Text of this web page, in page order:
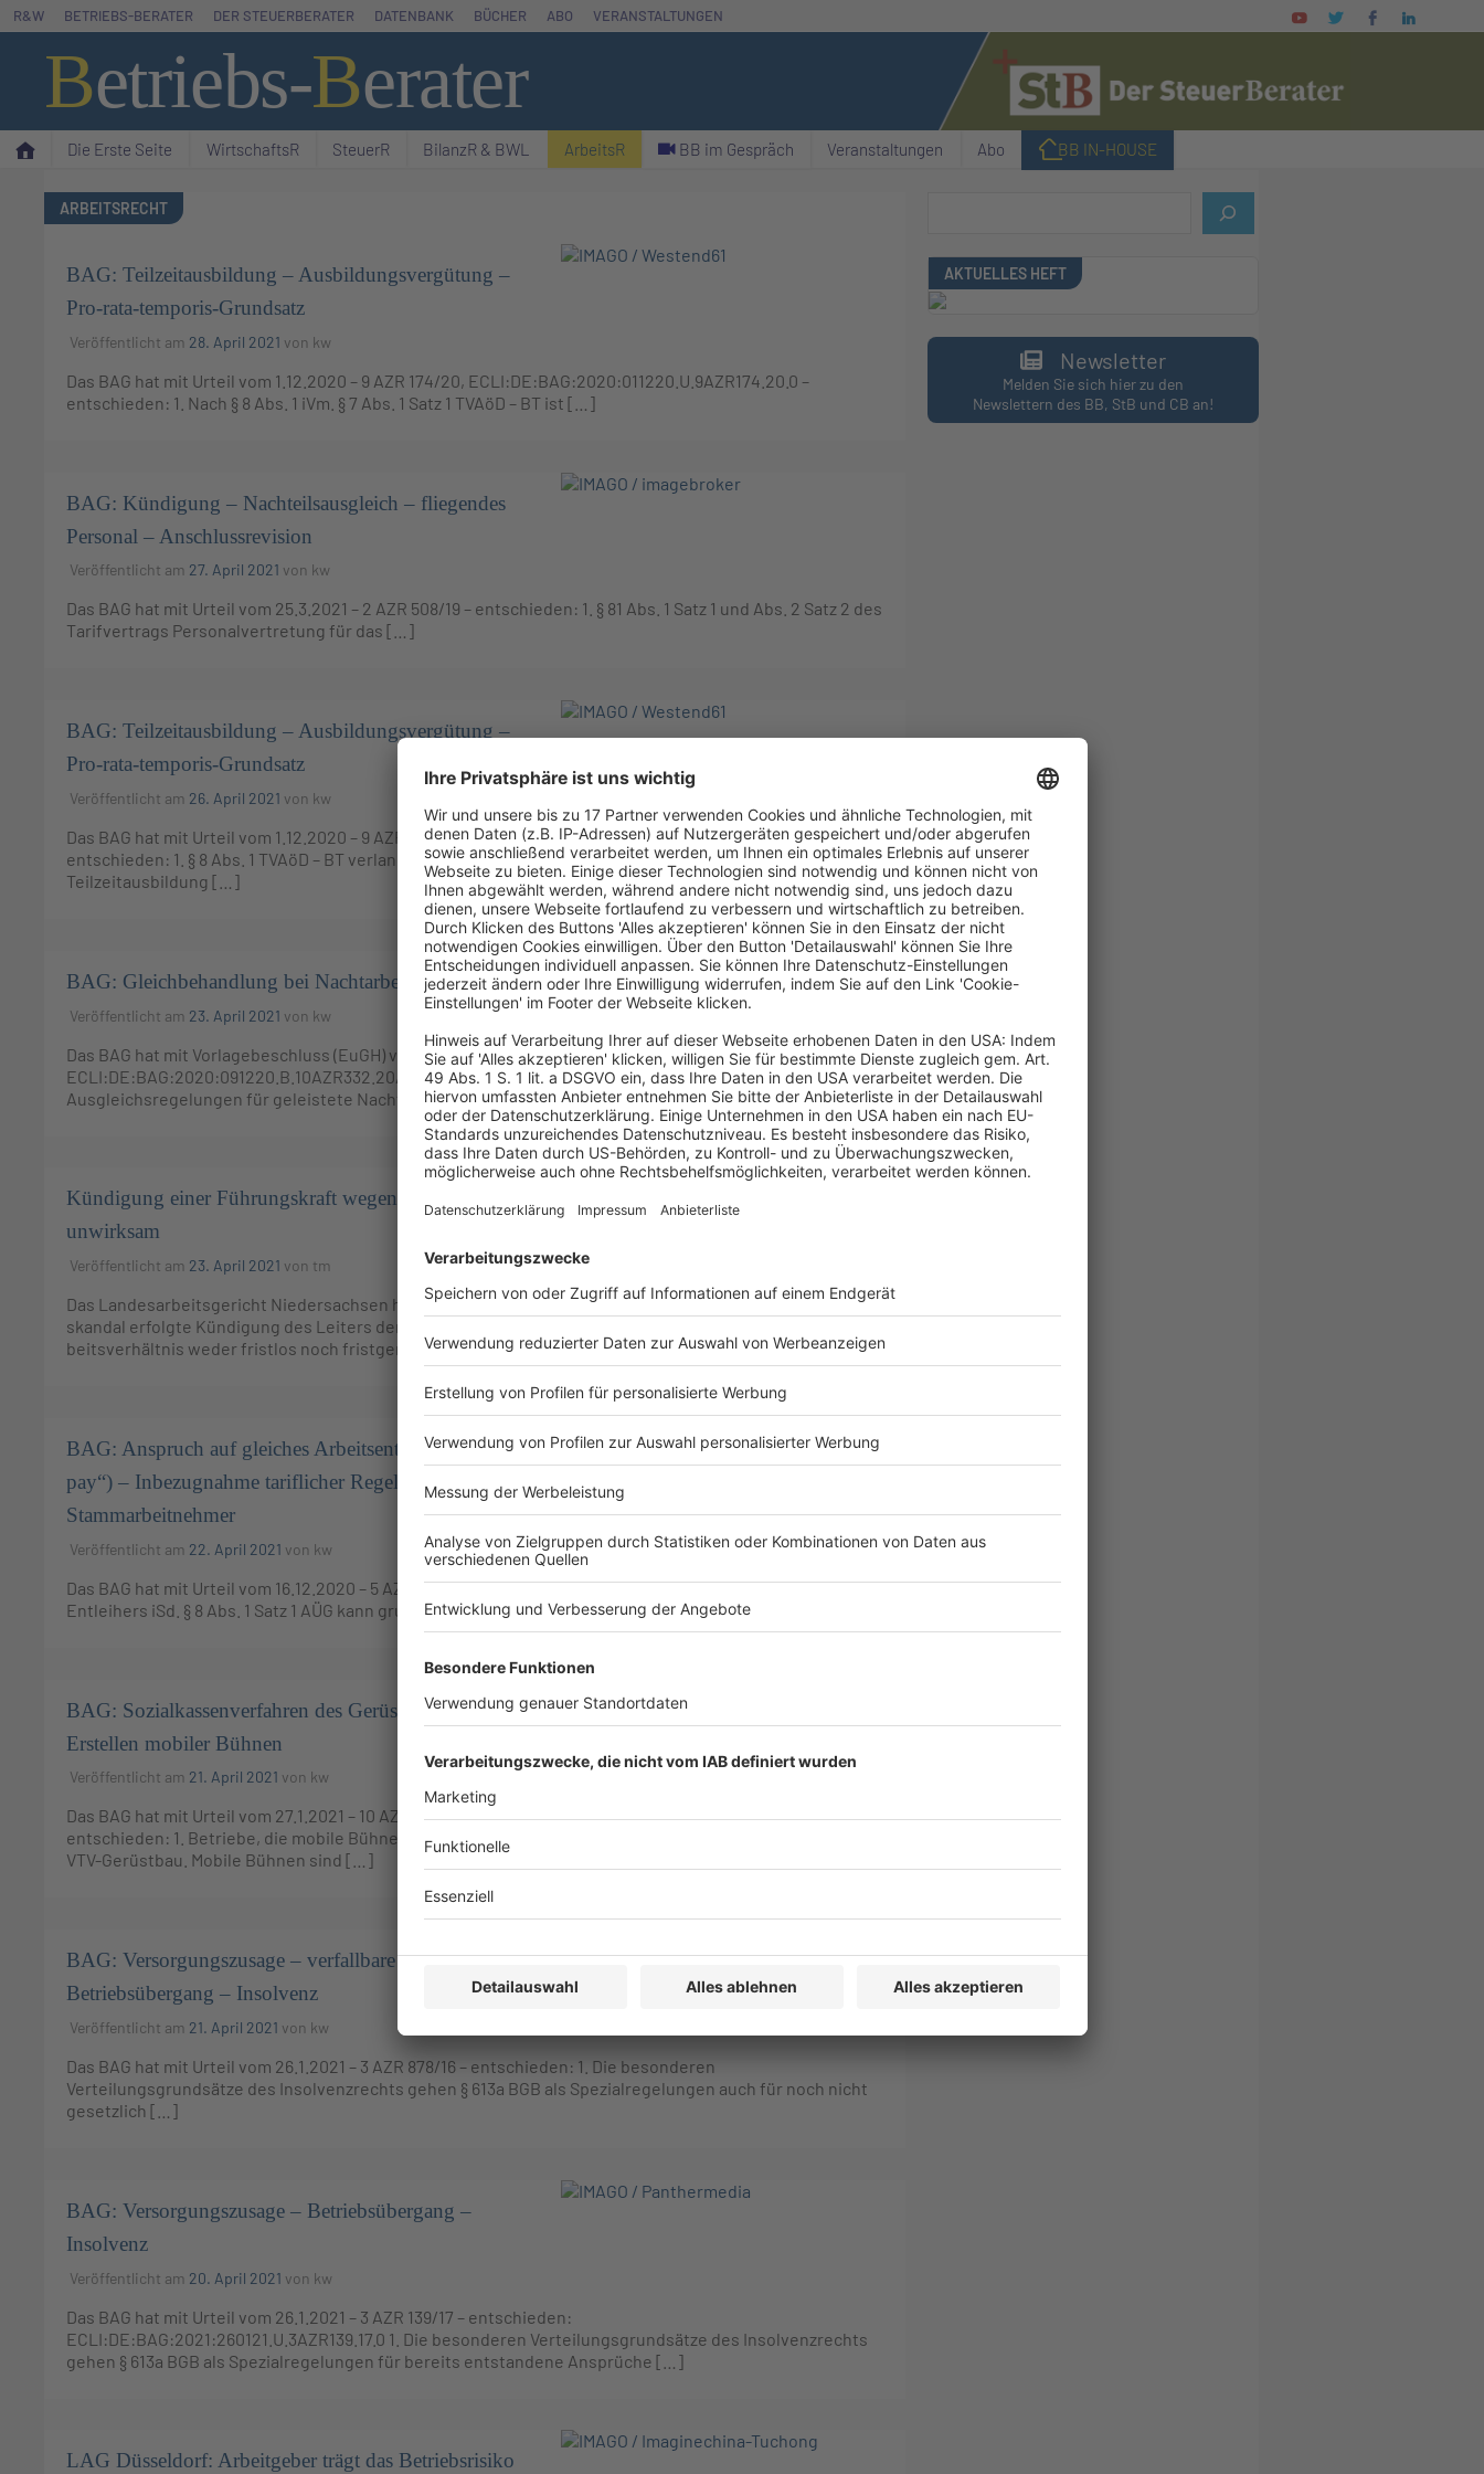
Zum
Inhalt
springen
R&W BETRIEBS-BERATER DER STEUERBERATER DATENBANK BÜCHER ABO VERANSTALTUNGEN
Betriebs-Berater
Die Erste Seite WirtschaftsR SteuerR BilanzR & BWL ArbeitsR C BB im Gespräch Veranstaltungen Abo I BB IN-HOUSE
ARBEITSRECHT
BAG: Teilzeitausbildung – Ausbildungsvergütung –
Pro-rata-temporis-Grundsatz
Veröffentlicht am 28. April 2021 von kw
Das BAG hat mit Urteil vom 1.12.2020 – 9 AZR 174/20, ECLI:DE:BAG:2020:011220.U.9AZR174.20.0 –
entschieden: 1. Nach § 8 Abs. 1 iVm. § 7 Abs. 1 Satz 1 TVAöD – BT ist […]
BAG: Kündigung – Nachteilsausgleich – fliegendes
Personal – Anschlussrevision
Veröffentlicht am 27. April 2021 von kw
Das BAG hat mit Urteil vom 25.3.2021 – 2 AZR 508/19 – entschieden: 1. § 81 Abs. 1 Satz 1 und Abs. 2 Satz 2 des
Tarifvertrags Personalvertretung für das […]
BAG: Teilzeitausbildung – Ausbildungsvergütung –
Pro-rata-temporis-Grundsatz
Veröffentlicht am 26. April 2021 von kw
Das BAG hat mit Urteil vom 1.12.2020 – 9 AZR 104/20, ECLI:DE:BAG:2020:011220.U.9AZR104.20.0 –
entschieden: 1. § 8 Abs. 1 TVAöD – BT verlangt in gesetzeskonformer Auslegung in Fällen der
Teilzeitausbildung […]
BAG: Gleichbehandlung bei Nachtarbeit
Veröffentlicht am 23. April 2021 von kw
Das BAG hat mit Vorlagebeschluss (EuGH) vom 9.12.2020 – 10 AZR 332/20 (A),
ECLI:DE:BAG:2020:091220.B.10AZR332.20A.0 – entschieden: 1. § 6 Abs. 5 ArbZG überantwortet
Ausgleichsregelungen für geleistete Nachtarbeit wegen ihrer größeren […]
Kündigung einer Führungskraft wegen Dieselskandals
unwirksam
Veröffentlicht am 23. April 2021 von tm
Das Lan­des­ar­beits­ge­richt Nie­der­sach­sen hat ent­schie­den, dass die im Zu­sam­men­hang mit dem Die­sel­
skan­dal er­folg­te Kün­di­gung des Lei­ters der Haupt­ab­tei­lung „Ent­wick­lung Ag­gre­ga­te Die­sel“ (EAD) das Ar­
beits­ver­hält­nis weder frist­los noch frist­ge­mäß auf­ge­löst hat, […]
BAG: Anspruch auf gleiches Arbeitsentgelt („equal
pay“) – Inbezugnahme tariflicher Regelungen – Darlegungslast – vergleichbarer
Stammarbeitnehmer
Veröffentlicht am 22. April 2021 von kw
Das BAG hat mit Urteil vom 16.12.2020 – 5 AZR 131/19 – entschieden: Vergleichbarer Arbeitnehmer des
Entleihers iSd. § 8 Abs. 1 Satz 1 AÜG kann grundsätzlich auch der – […]
BAG: Sozialkassenverfahren des Gerüstbaugewerbes –
Erstellen mobiler Bühnen
Veröffentlicht am 21. April 2021 von kw
Das BAG hat mit Urteil vom 27.1.2021 – 10 AZR 512/18, ECLI:DE:BAG:2021:270121.U.10AZR512.18.0 –
entschieden: 1. Betriebe, die mobile Bühnen erstellen, fallen in den betrieblichen Geltungsbereich des
VTV-Gerüstbau. Mobile Bühnen sind […]
BAG: Versorgungszusage – verfallbare Anwartschaft –
Betriebsübergang – Insolvenz
Veröffentlicht am 21. April 2021 von kw
Das BAG hat mit Urteil vom 26.1.2021 – 3 AZR 878/16 – entschieden: 1. Die besonderen
Verteilungsgrundsätze des Insolvenzrechts gehen § 613a BGB als Spezialregelungen auch für noch nicht
gesetzlich […]
BAG: Versorgungszusage – Betriebsübergang –
Insolvenz
Veröffentlicht am 20. April 2021 von kw
Das BAG hat mit Urteil vom 26.1.2021 – 3 AZR 139/17 – entschieden:
ECLI:DE:BAG:2021:260121.U.3AZR139.17.0 1. Die besonderen Verteilungsgrundsätze des Insolvenzrechts
gehen § 613a BGB als Spezialregelungen für bereits entstandene Ansprüche […]
LAG Düsseldorf: Arbeitgeber trägt das Betriebsrisiko
AKTUELLES HEFT
Newsletter
Melden Sie sich hier zu den
Newslettern des BB, StB und CB an!